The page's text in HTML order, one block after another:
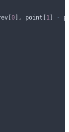
[0] , point [1 ] -